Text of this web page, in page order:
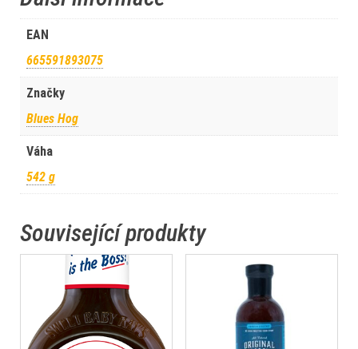
EAN
665591893075
Značky
Blues Hog
Váha
542 g
Související produkty